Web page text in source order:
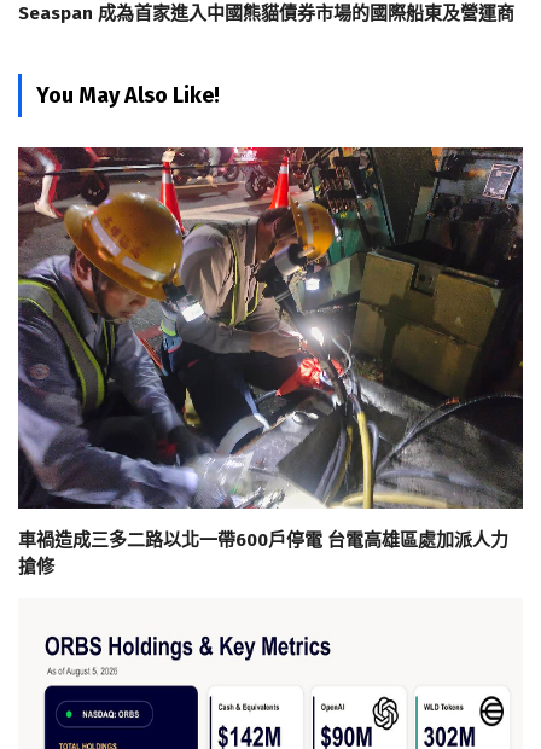
Seaspan 成為首家進入中國熊貓債券市場的國際船東及營運商
You May Also Like!
車禍造成三多二路以北一帶600戶停電 台電高雄區處加派人力
搶修